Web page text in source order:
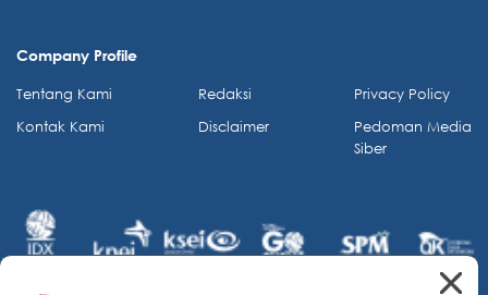
Company Profile
Tentang Kami
Kontak Kami
Redaksi
Disclaimer
Privacy Policy
Pedoman Media
Siber